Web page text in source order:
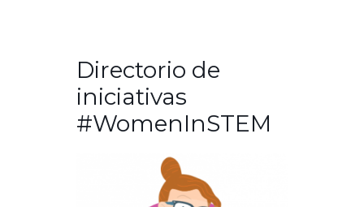
Directorio de
iniciativas
#WomenInSTEM